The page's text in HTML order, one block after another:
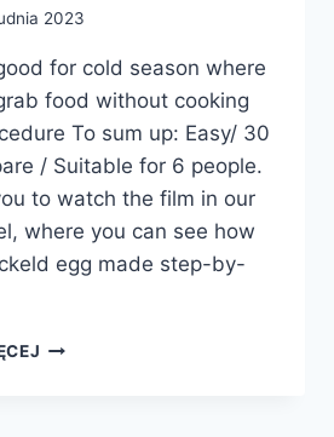
2023
for cold season where
food without cooking
To sum up: Easy/ 30
/ Suitable for 6 people.
to watch the film in our
where you can see how
egg made step-by-
MARYNOWANE